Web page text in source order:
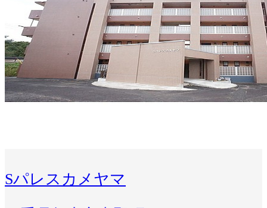
Sパレスカメヤマ